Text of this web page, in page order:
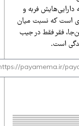
فربه و
که نسبت میان
فقط در جیب